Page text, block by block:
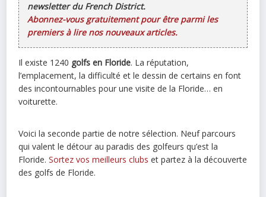
newsletter du French District.
Abonnez-vous gratuitement pour être parmi les
premiers à lire nos nouveaux articles.
Il existe 1240 golfs en Floride. La réputation,
l’emplacement, la difficulté et le dessin de certains en font
des incontournables pour une visite de la Floride… en
voiturette.
Voici la seconde partie de notre sélection. Neuf parcours
qui valent le détour au paradis des golfeurs qu’est la
Floride.Sortez vos meilleurs clubs et partez à la découverte
des golfs de Floride.